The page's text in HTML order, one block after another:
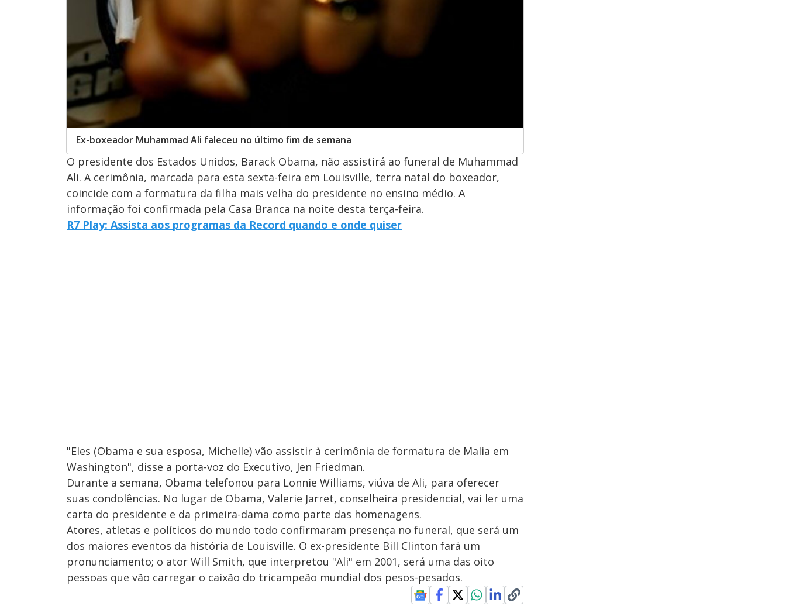
Ex-boxeador Muhammad Ali faleceu no último fim de semana
O presidente dos Estados Unidos, Barack Obama, não assistirá ao funeral de Muhammad
Ali. A cerimônia, marcada para esta sexta-feira em Louisville, terra natal do boxeador,
coincide com a formatura da filha mais velha do presidente no ensino médio. A
informação foi confirmada pela Casa Branca na noite desta terça-feira.
R7 Play: Assista aos programas da Record quando e onde quiser
"Eles (Obama e sua esposa, Michelle) vão assistir à cerimônia de formatura de Malia em
Washington", disse a porta-voz do Executivo, Jen Friedman.
Durante a semana, Obama telefonou para Lonnie Williams, viúva de Ali, para oferecer
suas condolências. No lugar de Obama, Valerie Jarret, conselheira presidencial, vai ler uma
carta do presidente e da primeira-dama como parte das homenagens.
Atores, atletas e políticos do mundo todo confirmaram presença no funeral, que será um
dos maiores eventos da história de Louisville. O ex-presidente Bill Clinton fará um
pronunciamento; o ator Will Smith, que interpretou "Ali" em 2001, será uma das oito
pessoas que vão carregar o caixão do tricampeão mundial dos pesos-pesados.